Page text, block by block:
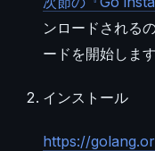
ンロードされる
ードを開始します
インストール
https://